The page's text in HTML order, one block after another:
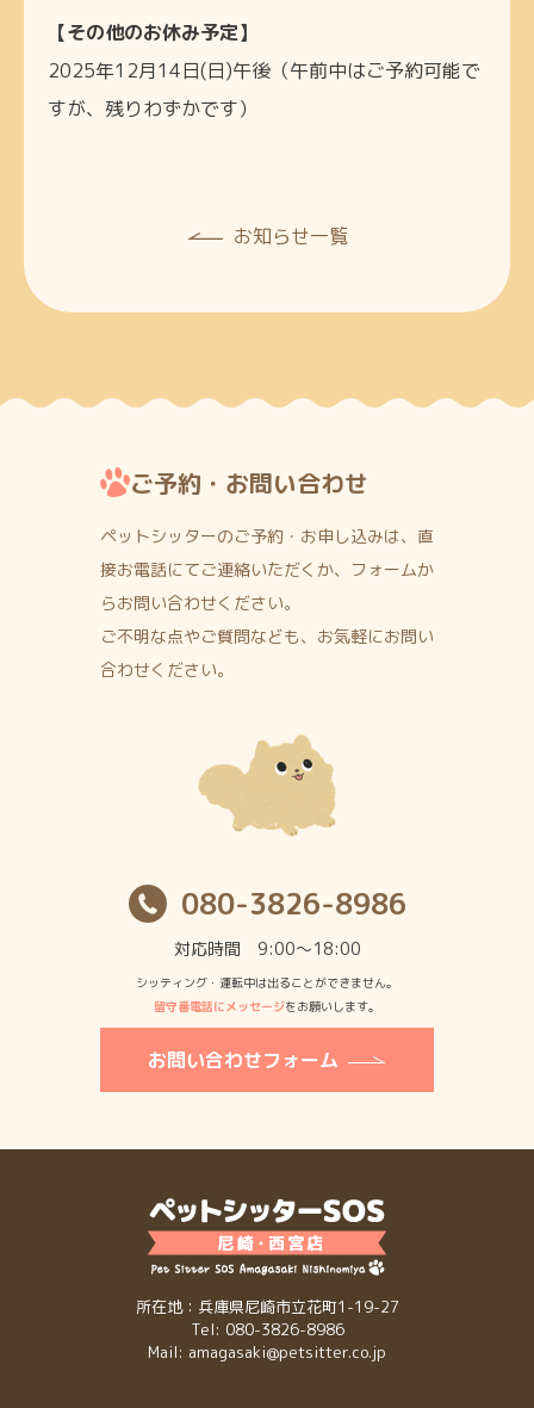
【その他のお休み予定】
2025年12月14日(日)午後（午前中はご予約可能で
すが、残りわずかです）
お知らせ一覧
ご予約・お問い合わせ
ペットシッターのご予約・お申し込みは、直
接お電話にてご連絡いただくか、フォームか
らお問い合わせください。
ご不明な点やご質問なども、お気軽にお問い
合わせください。
080-3826-8986
対応時間 9:00〜18:00
シッティング・運転中は出ることができません。
留守番電話にメッセージをお願いします。
お問い合わせフォーム
所在地：兵庫県尼崎市立花町1-19-27
Tel: 080-3826-8986
Mail: amagasaki@petsitter.co.jp